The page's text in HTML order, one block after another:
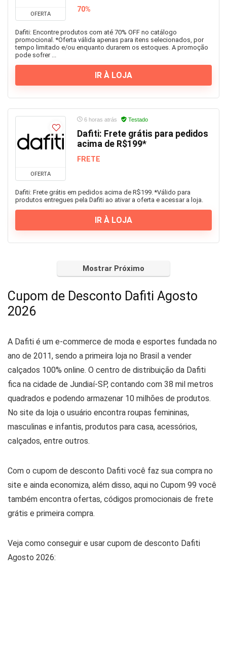
OFERTA
70%
Dafiti: Encontre produtos com até 70% OFF no catálogo
promocional. *Oferta válida apenas para itens selecionados, por
tempo limitado e/ou enquanto durarem os estoques. A promoção
pode sofrer ...
IR À LOJA
OFERTA
6 horas atrás Testado
Dafiti: Frete grátis para pedidos
acima de R$199*
FRETE
Dafiti: Frete grátis em pedidos acima de R$199. *Válido para
produtos entregues pela Dafiti ao ativar a oferta e acessar a loja.
IR À LOJA
Mostrar Próximo
Cupom de Desconto Dafiti Agosto
2026
A Dafiti é um e-commerce de moda e esportes fundada no
ano de 2011, sendo a primeira loja no Brasil a vender
calçados 100% online. O centro de distribuição da Dafiti
fica na cidade de Jundiaí-SP, contando com 38 mil metros
quadrados e podendo armazenar 10 milhões de produtos.
No site da loja o usuário encontra roupas femininas,
masculinas e infantis, produtos para casa, acessórios,
calçados, entre outros.
Com o cupom de desconto Dafiti você faz sua compra no
site e ainda economiza, além disso, aqui no Cupom 99 você
também encontra ofertas, códigos promocionais de frete
grátis e primeira compra.
Veja como conseguir e usar cupom de desconto Dafiti
Agosto 2026: